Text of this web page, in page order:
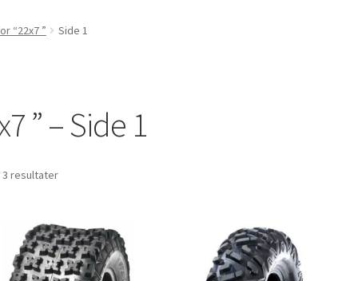
“22x7 ” Side 1
” – Side 1
3 resultaterSorteret
lav
til
høj